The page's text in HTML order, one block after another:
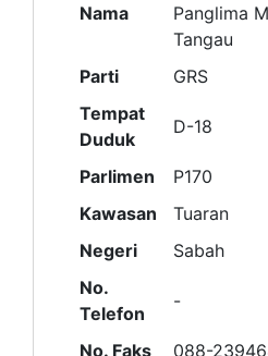
Nama
Panglima
Tangau
Parti
GRS
Tempat
Duduk
D-18
Parlimen
P170
Kawasan
Tuaran
Negeri
Sabah
No.
Telefon
-
No. Faks
088-